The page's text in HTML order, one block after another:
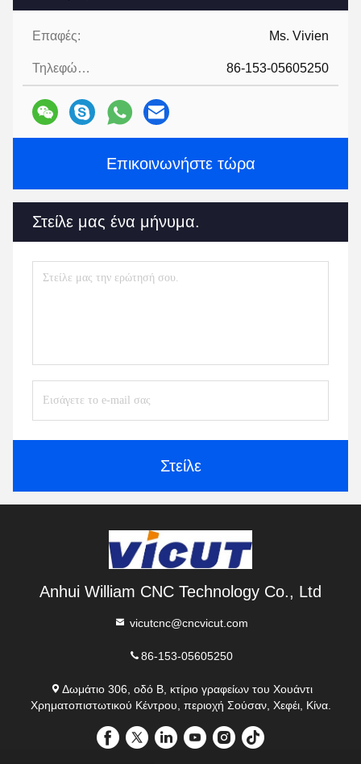
Επαφές: Ms. Vivien
Τηλεφώνημα: 86-153-05605250
Επικοινωνήστε τώρα
Στείλε μας ένα μήνυμα.
Στείλε
Anhui William CNC Technology Co., Ltd
vicutcnc@cncvicut.com
86-153-05605250
Δωμάτιο 306, οδό Β, κτίριο γραφείων του Χουάντι
Χρηματοπιστωτικού Κέντρου, περιοχή Σούσαν, Χεφέι, Κίνα.